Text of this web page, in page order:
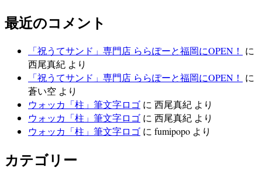
最近のコメント
「祝うてサンド」専門店 ららぽーと福岡にOPEN！ に
西尾真紀 より
「祝うてサンド」専門店 ららぽーと福岡にOPEN！ に
蒼い空 より
ウォッカ「柱」筆文字ロゴ に 西尾真紀 より
ウォッカ「柱」筆文字ロゴ に 西尾真紀 より
ウォッカ「柱」筆文字ロゴ に fumipopo より
カテゴリー